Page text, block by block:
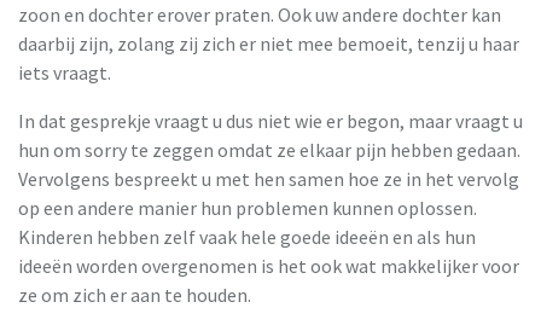
zoon en dochter erover praten. Ook uw andere dochter kan
daarbij zijn, zolang zij zich er niet mee bemoeit, tenzij u haar
iets vraagt.
In dat gesprekje vraagt u dus niet wie er begon, maar vraagt u
hun om sorry te zeggen omdat ze elkaar pijn hebben gedaan.
Vervolgens bespreekt u met hen samen hoe ze in het vervolg
op een andere manier hun problemen kunnen oplossen.
Kinderen hebben zelf vaak hele goede ideeën en als hun
ideeën worden overgenomen is het ook wat makkelijker voor
ze om zich er aan te houden.